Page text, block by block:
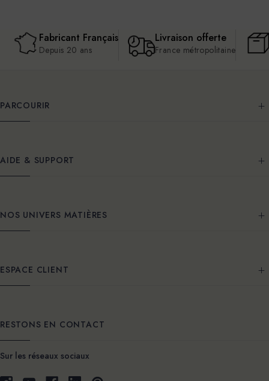
Fabricant Français
Depuis 20 ans
Livraison offerte
France métropolitaine
PARCOURIR
AIDE & SUPPORT
NOS UNIVERS MATIÈRES
ESPACE CLIENT
RESTONS EN CONTACT
Sur les réseaux sociaux